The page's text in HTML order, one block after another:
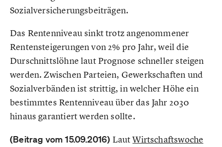
Sozialversicherungsbeiträgen.
Das Rentenniveau sinkt trotz angenommener
Rentensteigerungen von 2% pro Jahr, weil die
Durschnittslöhne laut Prognose schneller steigen
werden. Zwischen Parteien, Gewerkschaften und
Sozialverbänden ist strittig, in welcher Höhe ein
bestimmtes Rentenniveau über das Jahr 2030
hinaus garantiert werden sollte.
(Beitrag vom 15.09.2016) LautWirtschaftswoche